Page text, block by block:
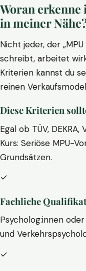
Woran
in meiner
Nicht jeder, der
schreibt, arbeitet
Kriterien kannst du
reinen
Diese Kriterien
Egal ob TÜV,
Kurs: Seriöse MPU-
Grundsätzen.
✓
Fachliche
Psycholog:innen
und
✓